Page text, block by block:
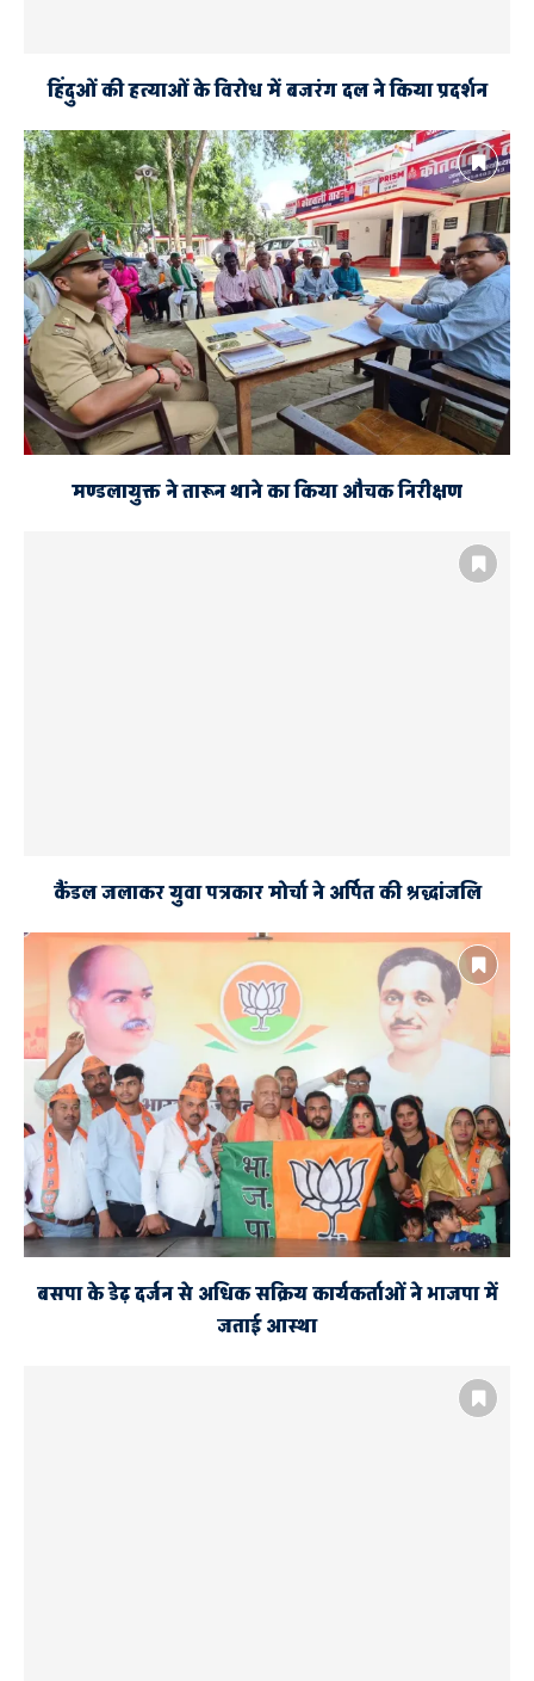
हिंदुओं की हत्याओं के विरोध में बजरंग दल ने किया प्रदर्शन
मण्डलायुक्त ने तारून थाने का किया औचक निरीक्षण
कैंडल जलाकर युवा पत्रकार मोर्चा ने अर्पित की श्रद्धांजलि
बसपा के डेढ़ दर्जन से अधिक सक्रिय कार्यकर्ताओं ने भाजपा में
जताई आस्था